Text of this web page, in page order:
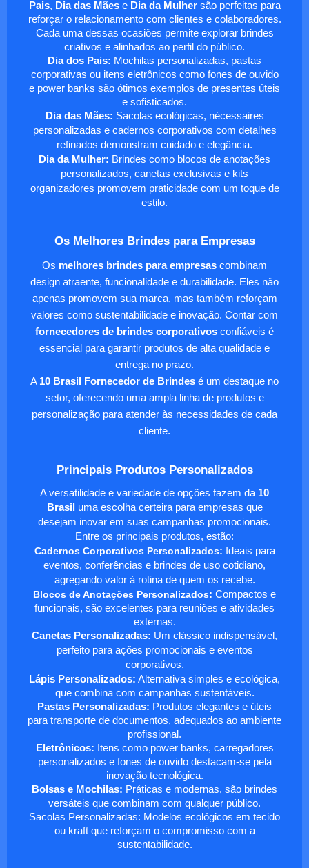
Pais, Dia das Mãese Dia da Mulhersão perfeitas para
reforçar o relacionamento com clientes e colaboradores.
Cada uma dessas ocasiões permite explorar brindes
criativos e alinhados ao perfil do público.
Dia dos Pais: Mochilas personalizadas, pastas
corporativas ou itens eletrônicos como fones de ouvido
e power banks são ótimos exemplos de presentes úteis
e sofisticados.
Dia das Mães: Sacolas ecológicas, nécessaires
personalizadas e cadernos corporativos com detalhes
refinados demonstram cuidado e elegância.
Dia da Mulher: Brindes como blocos de anotações
personalizados, canetas exclusivas e kits
organizadores promovem praticidade com um toque de
estilo.
Os Melhores Brindes para Empresas
Os melhores brindes para empresas combinam
design atraente, funcionalidade e durabilidade. Eles não
apenas promovem sua marca, mas também reforçam
valores como sustentabilidade e inovação. Contar com
fornecedores de brindes corporativos confiáveis é
essencial para garantir produtos de alta qualidade e
entrega no prazo.
A 10 Brasil Fornecedor de Brindes é um destaque no
setor, oferecendo uma ampla linha de produtos e
personalização para atender às necessidades de cada
cliente.
Principais Produtos Personalizados
A versatilidade e variedade de opções fazem da 10
Brasil uma escolha certeira para empresas que
desejam inovar em suas campanhas promocionais.
Entre os principais produtos, estão:
Cadernos Corporativos Personalizados: Ideais para
eventos, conferências e brindes de uso cotidiano,
agregando valor à rotina de quem os recebe.
Blocos de Anotações Personalizados: Compactos e
funcionais, são excelentes para reuniões e atividades
externas.
Canetas Personalizadas: Um clássico indispensável,
perfeito para ações promocionais e eventos
corporativos.
Lápis Personalizados: Alternativa simples e ecológica,
que combina com campanhas sustentáveis.
Pastas Personalizadas: Produtos elegantes e úteis
para transporte de documentos, adequados ao ambiente
profissional.
Eletrônicos: Itens como power banks, carregadores
personalizados e fones de ouvido destacam-se pela
inovação tecnológica.
Bolsas e Mochilas: Práticas e modernas, são brindes
versáteis que combinam com qualquer público.
Sacolas Personalizadas: Modelos ecológicos em tecido
ou kraft que reforçam o compromisso com a
sustentabilidade.